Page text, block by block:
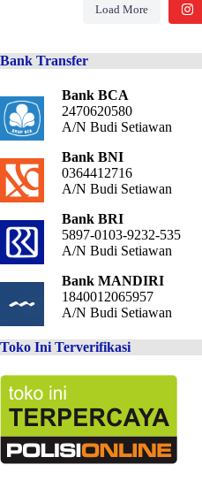
Load More
Bank Transfer
Bank BCA
2470620580
A/N Budi Setiawan
Bank BNI
0364412716
A/N Budi Setiawan
Bank BRI
5897-0103-9232-535
A/N Budi Setiawan
Bank MANDIRI
1840012065957
A/N Budi Setiawan
Toko Ini Terverifikasi